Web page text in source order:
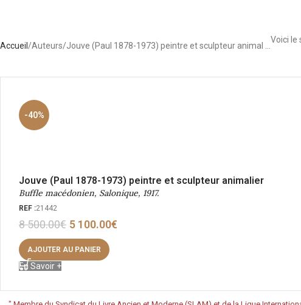
Accueil Auteurs Jouve (Paul 1878-1973) peintre et sculpteur animal …
Voici le
-40%
Jouve (Paul 1878-1973) peintre et sculpteur animalier
Buffle macédonien, Salonique, 1917.
REF :21442
8 500.00€ 5 100.00€
AJOUTER AU PANIER
En Savoir +